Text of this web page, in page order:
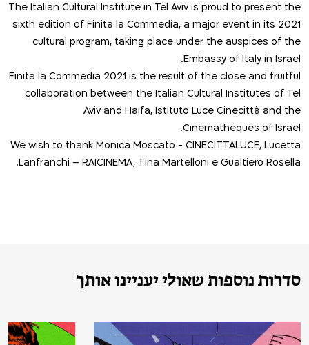
אפטר בסינמטק
Teen Screen
קולנוע ישראלי
לפי ימים
הגלריה
Gift Card
צור קשר
The Italian Cultural Institute in Tel Aviv is proud to present the
sixth edition of Finita la Commedia, a major event in its 2021
cultural program, taking place under the auspices of the
Embassy of Italy in Israel.
Finita la Commedia 2021 is the result of the close and fruitful
collaboration between the Italian Cultural Institutes of Tel
Aviv and Haifa, Istituto Luce Cinecittà and the
Cinematheques of Israel.
We wish to thank Monica Moscato - CINECITTALUCE, Lucetta
Lanfranchi – RAICINEMA, Tina Martelloni e Gualtiero Rosella.
סדרות נוספות שאולי יעניינו אותך